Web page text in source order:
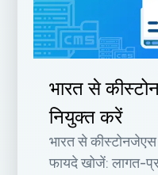
भारत से
नियुक्त करें
भारत से
फायदे खोजें: लागत-